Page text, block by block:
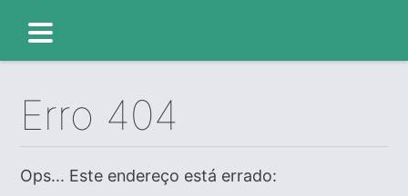
Erro 404
Ops... Este endereço está errado: